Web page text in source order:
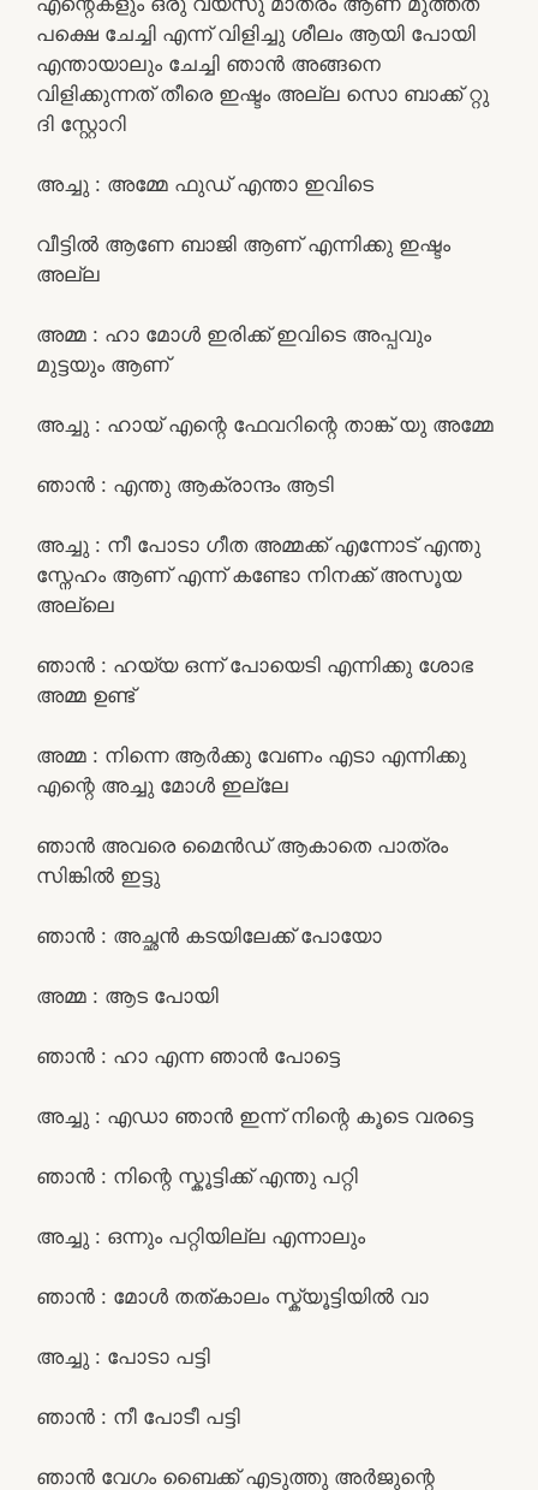
പക്ഷെ ചേച്ചി എന്ന് വിളിച്ചു ശീലം ആയി പോയി
എന്തായാലും ചേച്ചി ഞാൻ അങ്ങനെ
വിളിക്കുന്നത് തീരെ ഇഷ്ടം അല്ല സൊ ബാക്ക് റ്റു
ദി സ്റ്റോറി
അച്ചു : അമ്മേ ഫുഡ്‌ എന്താ ഇവിടെ
വീട്ടിൽ ആണേ ബാജി ആണ് എന്നിക്കു ഇഷ്ടം
അല്ല
അമ്മ : ഹാ മോൾ ഇരിക്ക് ഇവിടെ അപ്പവും
മുട്ടയും ആണ്
അച്ചു : ഹായ് എന്റെ ഫേവറിന്റെ താങ്ക് യു അമ്മേ
ഞാൻ : എന്തു ആക്രാന്ദം ആടി
അച്ചു : നീ പോടാ ഗീത അമ്മക്ക് എന്നോട് എന്തു
സ്നേഹം ആണ് എന്ന് കണ്ടോ നിനക്ക് അസൂയ
അല്ലെ
ഞാൻ : ഹയ്യ ഒന്ന് പോയെടി എന്നിക്കു ശോഭ
അമ്മ ഉണ്ട്
അമ്മ : നിന്നെ ആർക്കു വേണം എടാ എന്നിക്കു
എന്റെ അച്ചു മോൾ ഇല്ലേ
ഞാൻ അവരെ മൈൻഡ് ആകാതെ പാത്രം
സിങ്കിൽ ഇട്ടു
ഞാൻ : അച്ഛൻ കടയിലേക്ക് പോയോ
അമ്മ : ആട പോയി
ഞാൻ : ഹാ എന്ന ഞാൻ പോട്ടെ
അച്ചു : എഡാ ഞാൻ ഇന്ന് നിന്റെ കൂടെ വരട്ടെ
ഞാൻ : നിന്റെ സ്കൂട്ടിക്ക് എന്തു പറ്റി
അച്ചു : ഒന്നും പറ്റിയില്ല എന്നാലും
ഞാൻ : മോൾ തത്കാലം സ്ക്യൂട്ടിയിൽ വാ
അച്ചു : പോടാ പട്ടി
ഞാൻ : നീ പോടീ പട്ടി
ഞാൻ വേഗം ബൈക്ക് എടുത്തു അർജുന്റെ